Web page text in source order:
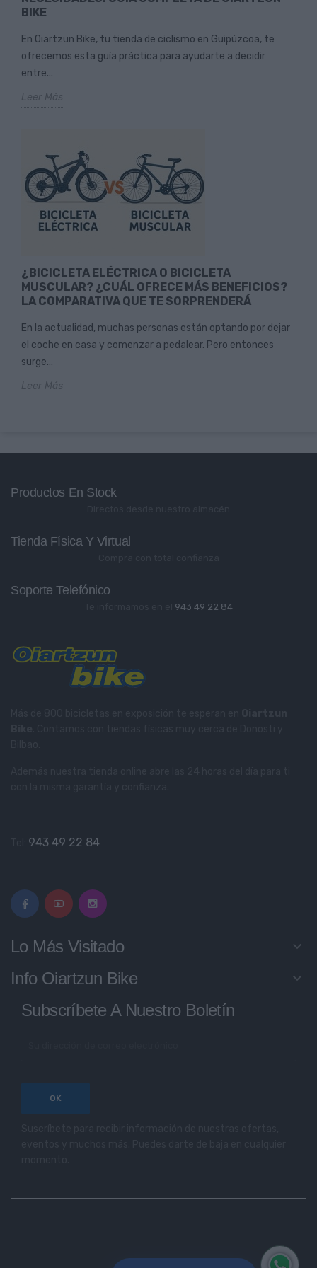
BIKE
En Oiartzun Bike, tu tienda de ciclismo en Guipúzcoa, te
ofrecemos esta guía práctica para ayudarte a decidir
entre...
Leer Más
¿BICICLETA ELÉCTRICA O BICICLETA
MUSCULAR? ¿CUÁL OFRECE MÁS BENEFICIOS?
LA COMPARATIVA QUE TE SORPRENDERÁ
En la actualidad, muchas personas están optando por dejar
el coche en casa y comenzar a pedalear. Pero entonces
surge...
Leer Más
Productos En Stock
Tienda Física Y Virtual
Soporte Telefónico
943 49 22 84
943 49 22 84
Lo Más Visitado keyboard_arrow_down
Info Oiartzun Bike keyboard_arrow_down
Subscríbete A Nuestro Boletín